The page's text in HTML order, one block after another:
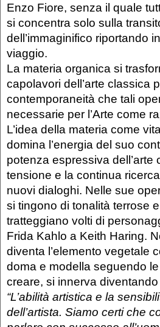
Enzo Fiore, senza il quale
si concentra solo sulla
dell’immaginifico riportando
viaggio.
La materia organica si
capolavori dell’arte classica
contemporaneità che tali
necessarie per l’Arte come
L’idea della materia come
domina l’energia del suo
potenza espressiva
tensione e la continua
nuovi dialoghi. Nelle sue
si tingono di tonalità terrose
tratteggiano volti di
Frida Kahlo a Keith Haring.
diventa l’elemento vegetale
doma e modella seguendo
creare, si innerva
“L’abilità artistica e la
dell’artista. Siamo certi che